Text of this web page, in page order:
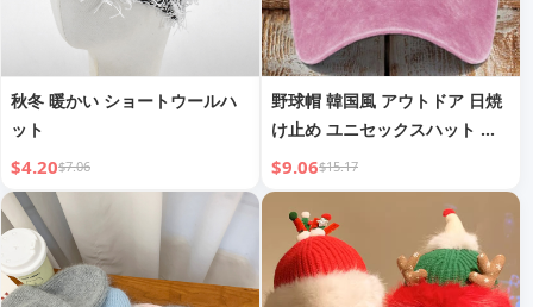
秋冬 暖かい ショートウールハ
ット
$4.20$7.06
野球帽 韓国風 アウトドア 日焼
け止め ユニセックスハット オ
ーダーメイド 子供用 ダックビ
ルキャップ オーダーメイド
$9.06$15.17